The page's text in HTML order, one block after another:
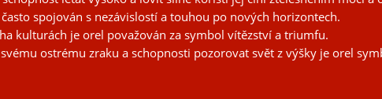
spojován s nezávislostí a touhou po nových horizontech.
kulturách je orel považován za symbol vítězství a triumfu.
ostrému zraku a schopnosti pozorovat svět z výšky je orel